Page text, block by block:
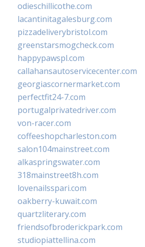
odieschillicothe.com
lacantinitagalesburg.com
pizzadeliverybristol.com
greenstarsmogcheck.com
happypawspl.com
callahansautoservicecenter.com
georgiascornermarket.com
perfectfit24-7.com
portugalprivatedriver.com
von-racer.com
coffeeshopcharleston.com
salon104mainstreet.com
alkaspringswater.com
318mainstreet8h.com
lovenailsspari.com
oakberry-kuwait.com
quartzliterary.com
friendsofbroderickpark.com
studiopiattellina.com